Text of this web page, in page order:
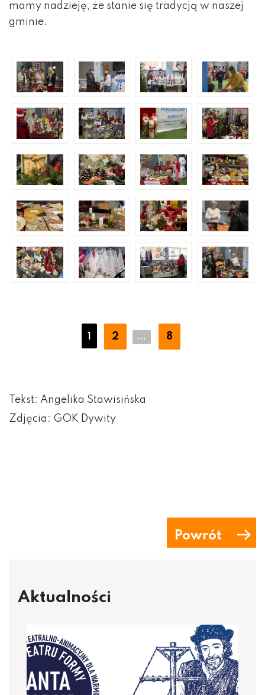
mamy nadzieję, że stanie się tradycją w naszej
gminie.
2 ... 8
Tekst: Angelika Stawisińska
Zdjęcia: GOK Dywity
Powrót
Aktualności